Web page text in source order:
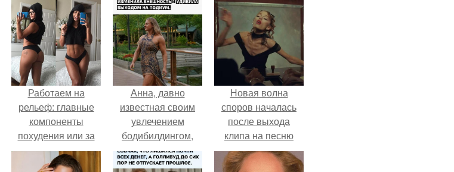
Работаем на
рельеф: главные
компоненты
похудения или за
чем следить чтобы
максимально сжечь
Анна, давно
известная своим
увлечением
бодибилдингом,
впервые
попробовала себя
Новая волна
споров началась
после выхода
клипа на песню
Petal.